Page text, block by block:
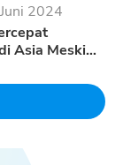
2024
Asia Meski